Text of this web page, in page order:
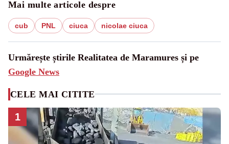
Mai multe articole despre
cub PNL ciuca nicolae ciuca
Urmărește știrile Realitatea de Maramures și pe
Google News
CELE MAI CITITE
1